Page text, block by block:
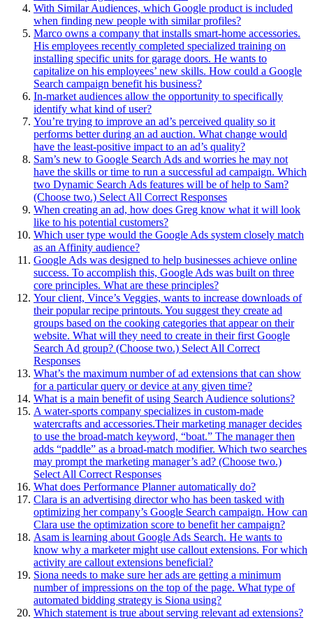
With Similar Audiences, which Google product is included
when finding new people with similar profiles?
Marco owns a company that installs smart-home accessories.
His employees recently completed specialized training on
installing specific units for garage doors. He wants to
capitalize on his employees’ new skills. How could a Google
Search campaign benefit his business?
In-market audiences allow the opportunity to specifically
identify what kind of user?
You’re trying to improve an ad’s perceived quality so it
performs better during an ad auction. What change would
have the least-positive impact to an ad’s quality?
Sam’s new to Google Search Ads and worries he may not
have the skills or time to run a successful ad campaign. Which
two Dynamic Search Ads features will be of help to Sam?
(Choose two.) Select All Correct Responses
When creating an ad, how does Greg know what it will look
like to his potential customers?
Which user type would the Google Ads system closely match
as an Affinity audience?
Google Ads was designed to help businesses achieve online
success. To accomplish this, Google Ads was built on three
core principles. What are these principles?
Your client, Vince’s Veggies, wants to increase downloads of
their popular recipe printouts. You suggest they create ad
groups based on the cooking categories that appear on their
website. What will they need to create in their first Google
Search Ad group? (Choose two.) Select All Correct
Responses
What’s the maximum number of ad extensions that can show
for a particular query or device at any given time?
What is a main benefit of using Search Audience solutions?
A water-sports company specializes in custom-made
watercrafts and accessories.Their marketing manager decides
to use the broad-match keyword, “boat.” The manager then
adds “paddle” as a broad-match modifier. Which two searches
may prompt the marketing manager’s ad? (Choose two.)
Select All Correct Responses
What does Performance Planner automatically do?
Clara is an advertising director who has been tasked with
optimizing her company’s Google Search campaign. How can
Clara use the optimization score to benefit her campaign?
Asam is learning about Google Ads Search. He wants to
know why a marketer might use callout extensions. For which
activity are callout extensions beneficial?
Siona needs to make sure her ads are getting a minimum
number of impressions on the top of the page. What type of
automated bidding strategy is Siona using?
Which statement is true about serving relevant ad extensions?